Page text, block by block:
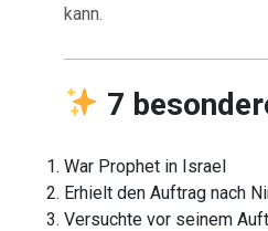
kann.
7
War Prophet in Israel
Erhielt den Auftrag nach
Versuchte vor seinem